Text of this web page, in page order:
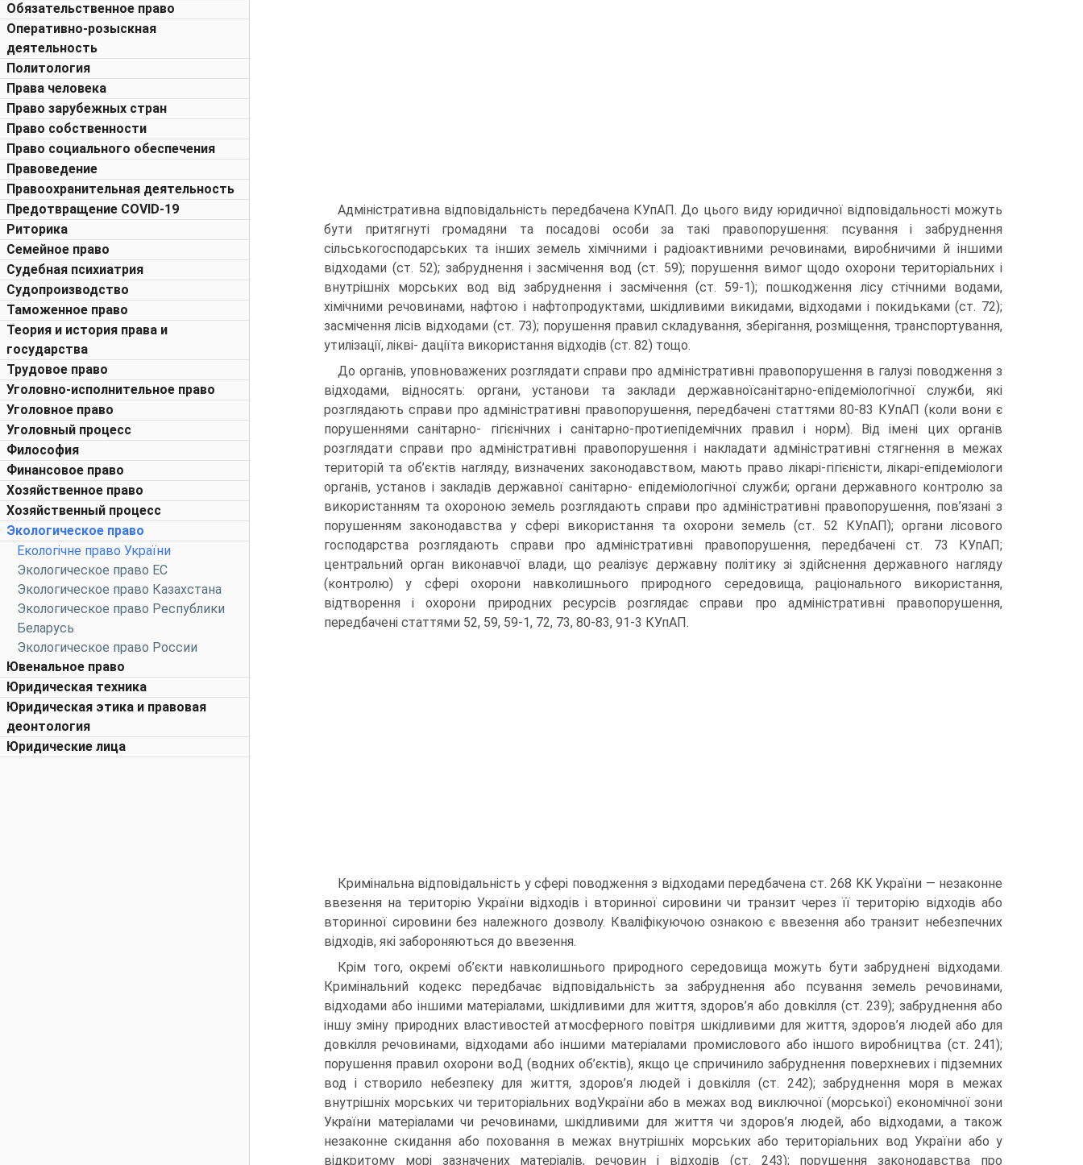
Обязательственное право
Оперативно-розыскная
деятельность
Политология
Права человека
Право зарубежных стран
Право собственности
Право социального обеспечения
Правоведение
Правоохранительная деятельность
Предотвращение COVID-19
Риторика
Семейное право
Судебная психиатрия
Судопроизводство
Таможенное право
Теория и история права и
государства
Трудовое право
Уголовно-исполнительное право
Уголовное право
Уголовный процесс
Философия
Финансовое право
Хозяйственное право
Хозяйственный процесс
Экологическое право
Екологічне право України
Экологическое право ЕС
Экологическое право Казахстана
Экологическое право Республики
Беларусь
Экологическое право России
Ювенальное право
Юридическая техника
Юридическая этика и правовая
деонтология
Юридические лица
Адміністративна відповідальність передбачена КУпАП. До цього виду юридичної відповідальності можуть
бути притягнуті громадяни та посадові особи за такі правопорушення: псування і забруднення
сільськогосподарських та інших земель хімічними і радіоактивними речовинами, виробничими й іншими
відходами (ст. 52); забруднення і засмічення вод (ст. 59); порушення вимог щодо охорони територіальних і
внутрішніх морських вод від забруднення і засмічення (ст. 59-1); пошкодження лісу стічними водами,
хімічними речовинами, нафтою і нафтопродуктами, шкідливими викидами, відходами і покидьками (ст. 72);
засмічення лісів відходами (ст. 73); порушення правил складування, зберігання, розміщення, транспортування,
утилізації, лікві- даціїта використання відходів (ст. 82) тощо.
До органів, уповноважених розглядати справи про адміністративні правопорушення в галузі поводження з
відходами, відносять: органи, установи та заклади державноїсанітарно-епідеміологічної служби, які
розглядають справи про адміністративні правопорушення, передбачені статтями 80-83 КУпАП (коли вони є
порушеннями санітарно- гігієнічних і санітарно-протиепідемічних правил і норм). Від імені цих органів
розглядати справи про адміністративні правопорушення і накладати адміністративні стягнення в межах
територій та об’єктів нагляду, визначених законодавством, мають право лікарі-гігієністи, лікарі-епідеміологи
органів, установ і закладів державної санітарно- епідеміологічної служби; органи державного контролю за
використанням та охороною земель розглядають справи про адміністративні правопорушення, пов’язані з
порушенням законодавства у сфері використання та охорони земель (ст. 52 КУпАП); органи лісового
господарства розглядають справи про адміністративні правопорушення, передбачені ст. 73 КУпАП;
центральний орган виконавчої влади, що реалізує державну політику зі здійснення державного нагляду
(контролю) у сфері охорони навколишнього природного середовища, раціонального використання,
відтворення і охорони природних ресурсів розглядає справи про адміністративні правопорушення,
передбачені статтями 52, 59, 59-1, 72, 73, 80-83, 91-3 КУпАП.
Кримінальна відповідальність у сфері поводження з відходами передбачена ст. 268 KK України — незаконне
ввезення на територію України відходів і вторинної сировини чи транзит через її територію відходів або
вторинної сировини без належного дозволу. Кваліфікуючою ознакою є ввезення або транзит небезпечних
відходів, які забороняються до ввезення.
Крім того, окремі об’єкти навколишнього природного середовища можуть бути забруднені відходами.
Кримінальний кодекс передбачає відповідальність за забруднення або псування земель речовинами,
відходами або іншими матеріалами, шкідливими для життя, здоров’я або довкілля (ст. 239); забруднення або
іншу зміну природних властивостей атмосферного повітря шкідливими для життя, здоров’я людей або для
довкілля речовинами, відходами або іншими матеріалами промислового або іншого виробництва (ст. 241);
порушення правил охорони воД (водних об’єктів), якщо це спричинило забруднення поверхневих і підземних
вод і створило небезпеку для життя, здоров’я людей і довкілля (ст. 242); забруднення моря в межах
внутрішніх морських чи територіальних водУкраїни або в межах вод виключної (морської) економічної зони
України матеріалами чи речовинами, шкідливими для життя чи здоров’я людей, або відходами, а також
незаконне скидання або поховання в межах внутрішніх морських або територіальних вод України або у
відкритому морі зазначених матеріалів, речовин і відходів (ст. 243); порушення законодавства про